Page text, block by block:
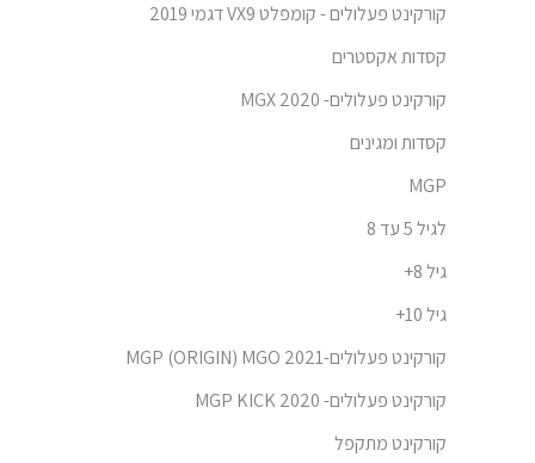
קורקינט פעלולים - קומפלט VX9 דגמי 2019
קסדות אקסטרים
קורקינט פעלולים- 2020 MGX
קסדות ומגינים
MGP
לגיל 5 עד 8
גיל 8+
גיל 10+
קורקינט פעלולים-MGP (ORIGIN) MGO 2021
קורקינט פעלולים- MGP KICK 2020
קורקינט מתקפל